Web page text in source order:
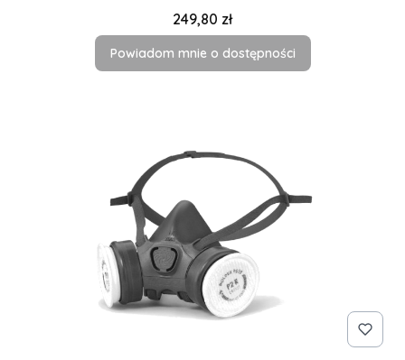
Cena
249,80 zł
Powiadom mnie o dostępności